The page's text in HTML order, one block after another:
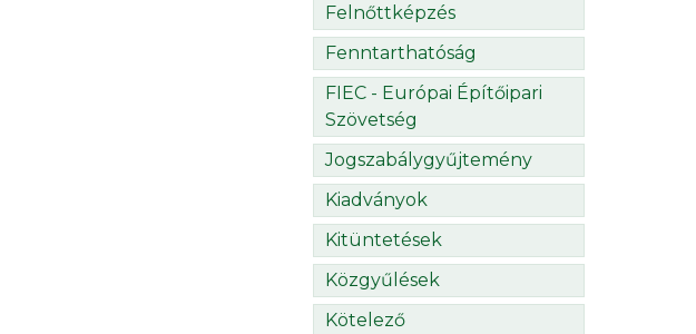
Felnőttképzés
Fenntarthatóság
FIEC - Európai Építőipari
Szövetség
Jogszabálygyűjtemény
Kiadványok
Kitüntetések
Közgyűlések
Kötelező